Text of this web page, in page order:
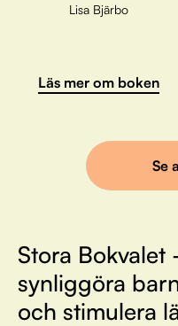
Lisa Bjärbo
Läs mer om boken
Se
Stora
synliggöra
och stimulera